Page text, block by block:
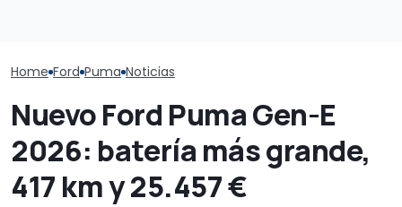
Home Ford Puma Noticias
Nuevo Ford Puma Gen-E
2026: batería más grande,
417 km y 25.457 €